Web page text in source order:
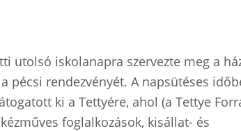
utolsó iskolanapra szervezte meg a
pécsi rendezvényét. A napsütéses
ki a Tettyére, ahol (a Tettye
foglalkozások, kisállat- és